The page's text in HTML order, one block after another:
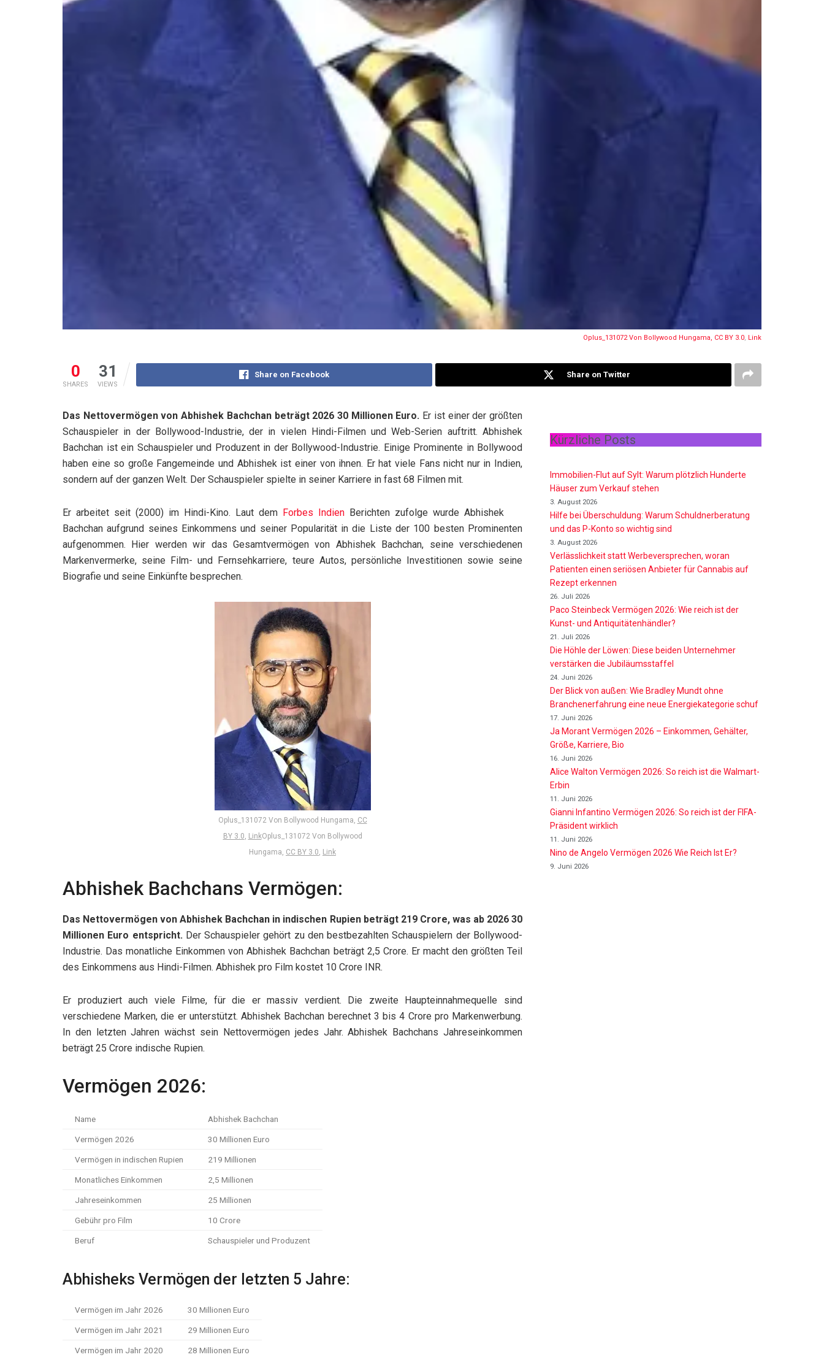
Oplus_131072 Von Bollywood Hungama, CC BY 3.0, Link
0
SHARES
31
VIEWS
Share on Facebook Share on Twitter
Das Nettovermögen von Abhishek Bachchan beträgt 2026 30 Millionen Euro. Er ist einer der größten
Schauspieler in der Bollywood-Industrie, der in vielen Hindi-Filmen und Web-Serien auftritt. Abhishek
Bachchan ist ein Schauspieler und Produzent in der Bollywood-Industrie. Einige Prominente in Bollywood
haben eine so große Fangemeinde und Abhishek ist einer von ihnen. Er hat viele Fans nicht nur in Indien,
sondern auf der ganzen Welt. Der Schauspieler spielte in seiner Karriere in fast 68 Filmen mit.
Er arbeitet seit (2000) im Hindi-Kino. Laut dem Forbes Indien Berichten zufolge wurde Abhishek
Bachchan aufgrund seines Einkommens und seiner Popularität in die Liste der 100 besten Prominenten
aufgenommen. Hier werden wir das Gesamtvermögen von Abhishek Bachchan, seine verschiedenen
Markenvermerke, seine Film- und Fernsehkarriere, teure Autos, persönliche Investitionen sowie seine
Biografie und seine Einkünfte besprechen.
Oplus_131072 Von Bollywood Hungama, CC
BY 3.0, LinkOplus_131072 Von Bollywood
Hungama, CC BY 3.0, Link
Abhishek Bachchans Vermögen:
Das Nettovermögen von Abhishek Bachchan in indischen Rupien beträgt 219 Crore, was ab 2026 30
Millionen Euro entspricht.Der Schauspieler gehört zu den bestbezahlten Schauspielern der Bollywood-
Industrie. Das monatliche Einkommen von Abhishek Bachchan beträgt 2,5 Crore. Er macht den größten Teil
des Einkommens aus Hindi-Filmen. Abhishek pro Film kostet 10 Crore INR.
Er produziert auch viele Filme, für die er massiv verdient. Die zweite Haupteinnahmequelle sind
verschiedene Marken, die er unterstützt. Abhishek Bachchan berechnet 3 bis 4 Crore pro Markenwerbung.
In den letzten Jahren wächst sein Nettovermögen jedes Jahr. Abhishek Bachchans Jahreseinkommen
beträgt 25 Crore indische Rupien.
Vermögen 2026:
Name Abhishek Bachchan
Vermögen 2026 30 Millionen Euro
Vermögen in indischen Rupien 219 Millionen
Monatliches Einkommen 2,5 Millionen
Jahreseinkommen 25 Millionen
Gebühr pro Film 10 Crore
Beruf Schauspieler und Produzent
Abhisheks Vermögen der letzten 5 Jahre:
Vermögen im Jahr 2026 30 Millionen Euro
Vermögen im Jahr 2021 29 Millionen Euro
Vermögen im Jahr 2020 28 Millionen Euro
Kürzliche Posts
Immobilien-Flut auf Sylt: Warum plötzlich Hunderte
Häuser zum Verkauf stehen
3. August 2026
Hilfe bei Überschuldung: Warum Schuldnerberatung
und das P-Konto so wichtig sind
3. August 2026
Verlässlichkeit statt Werbeversprechen, woran
Patienten einen seriösen Anbieter für Cannabis auf
Rezept erkennen
26. Juli 2026
Paco Steinbeck Vermögen 2026: Wie reich ist der
Kunst- und Antiquitätenhändler?
21. Juli 2026
Die Höhle der Löwen: Diese beiden Unternehmer
verstärken die Jubiläumsstaffel
24. Juni 2026
Der Blick von außen: Wie Bradley Mundt ohne
Branchenerfahrung eine neue Energiekategorie schuf
17. Juni 2026
Ja Morant Vermögen 2026 – Einkommen, Gehälter,
Größe, Karriere, Bio
16. Juni 2026
Alice Walton Vermögen 2026: So reich ist die Walmart-
Erbin
11. Juni 2026
Gianni Infantino Vermögen 2026: So reich ist der FIFA-
Präsident wirklich
11. Juni 2026
Nino de Angelo Vermögen 2026 Wie Reich Ist Er?
9. Juni 2026